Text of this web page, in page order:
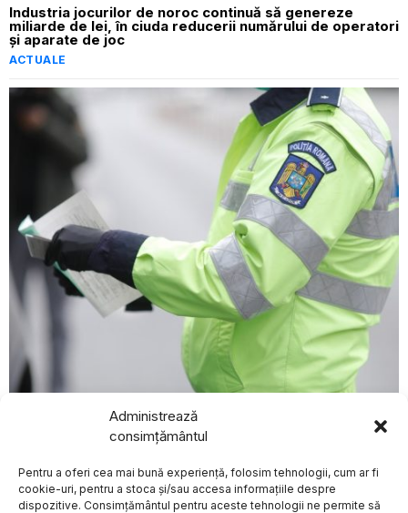
Administrează
consimțământul
Pentru a oferi cea mai bună experiență, folosim tehnologii, cum ar fi
cookie-uri, pentru a stoca și/sau accesa informațiile despre
dispozitive. Consimțământul pentru aceste tehnologii ne permite să
Industria jocurilor de noroc continuă să genereze
miliarde de lei, în ciuda reducerii numărului de operatori
și aparate de joc
ACTUALE
Curtea de Apel București suspendă aplicarea măsurii
de suspendare a permisului pentru neplata amenzilor
ACTUALE și António Costa
exprimă îngrijorare
față de loviturile din